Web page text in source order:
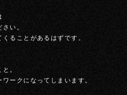
い。
ることがあるはずです。
。
ークになってしまいます。